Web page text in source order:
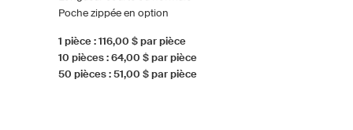
Poche zippée en option
1 pièce : 116,00 $ par pièce
10 pièces : 64,00 $ par pièce
50 pièces : 51,00 $ par pièce